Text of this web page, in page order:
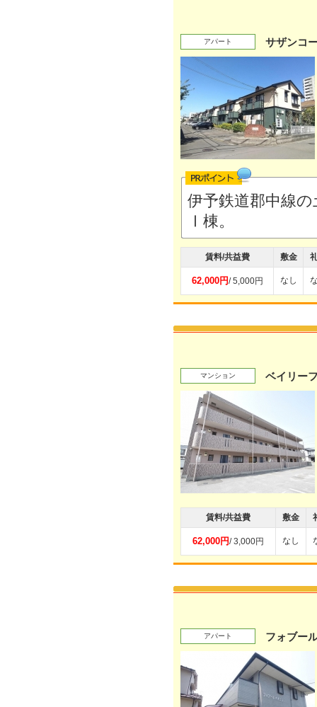
アパート サザンコ
伊予鉄道郡中線
Ⅰ棟。
賃料/共益費 敷金
62,000円/ 5,000円 なし
マンション ベイリー
賃料/共益費 敷金
62,000円/ 3,000円 なし
アパート フォブー